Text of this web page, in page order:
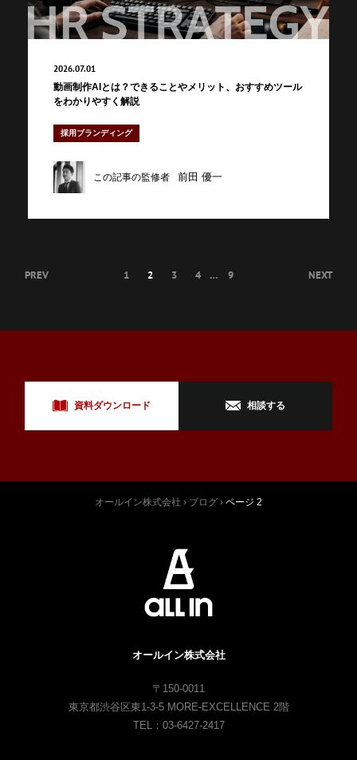
2026.07.01
動画制作AIとは？できることやメリット、おすすめツール
をわかりやすく解説
採用ブランディング
この記事の監修者 前田 優一
PREV 1 2 3 4 … 9 NEXT
資料ダウンロード 相談する
オールイン株式会社 › ブログ › ページ 2
オールイン株式会社
〒150-0011
東京都渋谷区東1-3-5 MORE-EXCELLENCE 2階
TEL：03-6427-2417